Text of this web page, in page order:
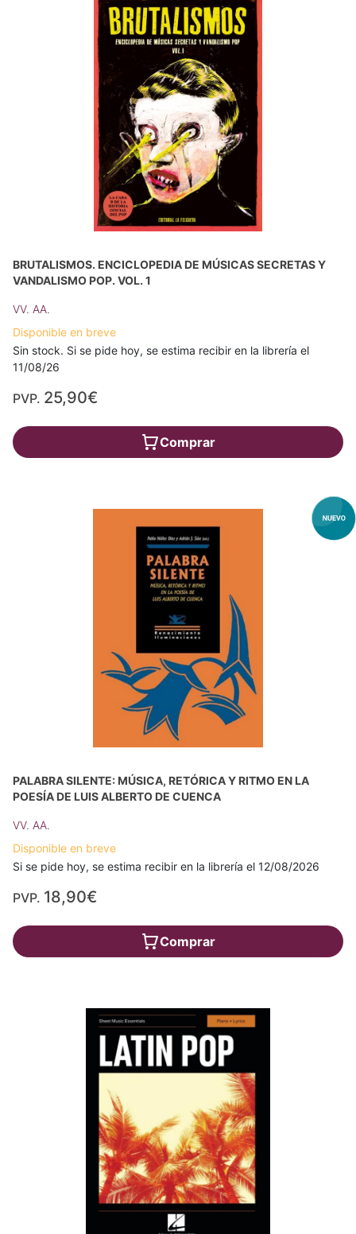
BRUTALISMOS. ENCICLOPEDIA DE MÚSICAS SECRETAS Y
VANDALISMO POP. VOL. 1
VV. AA.
Disponible en breve
Sin stock. Si se pide hoy, se estima recibir en la librería el
11/08/26
PVP. 25,90€
Comprar
PALABRA SILENTE: MÚSICA, RETÓRICA Y RITMO EN LA
POESÍA DE LUIS ALBERTO DE CUENCA
VV. AA.
Disponible en breve
Si se pide hoy, se estima recibir en la librería el 12/08/2026
PVP. 18,90€
Comprar